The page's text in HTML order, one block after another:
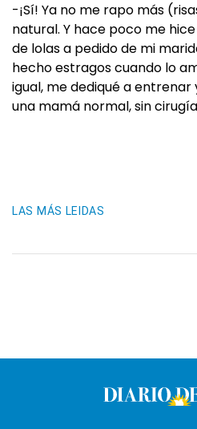
-¡Sí! Ya no me rapo más
natural. Y hace poco me
de lolas a pedido de mi
hecho estragos cuando lo
igual, me dediqué a entrenar
una mamá normal, sin
LAS MÁS LEIDAS